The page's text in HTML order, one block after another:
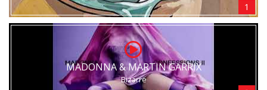
1
MADONNA & MARTIN GARRIX
Bizarre